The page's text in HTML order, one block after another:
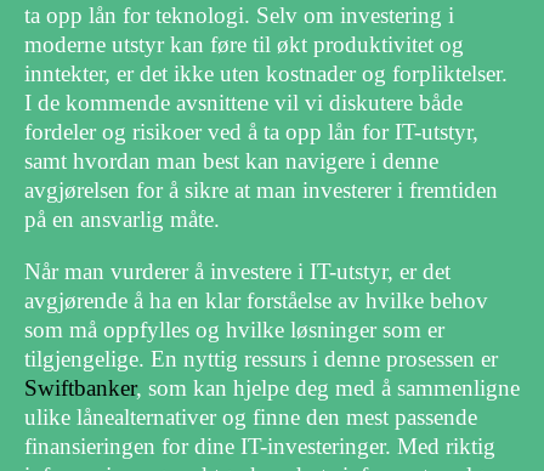
ta opp lån for teknologi. Selv om investering i
moderne utstyr kan føre til økt produktivitet og
inntekter, er det ikke uten kostnader og forpliktelser.
I de kommende avsnittene vil vi diskutere både
fordeler og risikoer ved å ta opp lån for IT-utstyr,
samt hvordan man best kan navigere i denne
avgjørelsen for å sikre at man investerer i fremtiden
på en ansvarlig måte.
Når man vurderer å investere i IT-utstyr, er det
avgjørende å ha en klar forståelse av hvilke behov
som må oppfylles og hvilke løsninger som er
tilgjengelige. En nyttig ressurs i denne prosessen er
Swiftbanker, som kan hjelpe deg med å sammenligne
ulike lånealternativer og finne den mest passende
finansieringen for dine IT-investeringer. Med riktig